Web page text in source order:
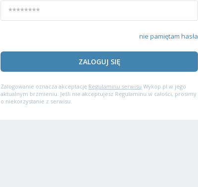
nie pamiętam hasła
ZALOGUJ SIĘ
Zalogowanie oznacza akceptację Regulaminu serwisu Wykop.pl w jego
aktualnym brzmieniu. Jeśli nie akceptujesz Regulaminu w całości, prosimy
o niekorzystanie z serwisu.